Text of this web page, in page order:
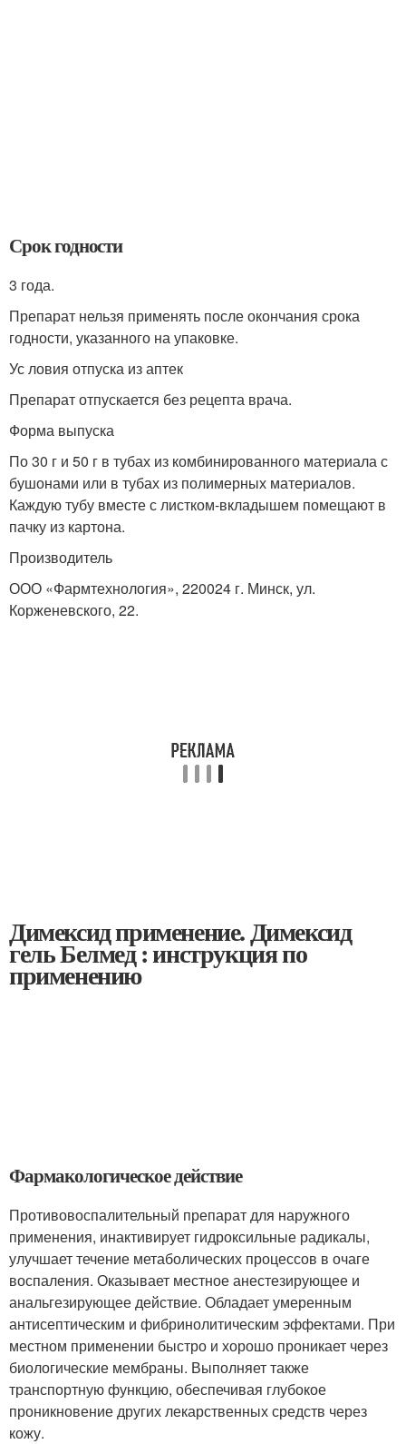
Срок годности
3 года.
Препарат нельзя применять после окончания срока
годности, указанного на упаковке.
Ус ловия отпуска из аптек
Препарат отпускается без рецепта врача.
Форма выпуска
По 30 г и 50 г в тубах из комбинированного материала с
бушонами или в тубах из полимерных материалов.
Каждую тубу вместе с листком-вкладышем помещают в
пачку из картона.
Производитель
ООО «Фармтехнология», 220024 г. Минск, ул.
Корженевского, 22.
Димексид применение. Димексид
гель Белмед : инструкция по
применению
Фармакологическое действие
Противовоспалительный препарат для наружного
применения, инактивирует гидроксильные радикалы,
улучшает течение метаболических процессов в очаге
воспаления. Оказывает местное анестезирующее и
анальгезирующее действие. Обладает умеренным
антисептическим и фибринолитическим эффектами. При
местном применении быстро и хорошо проникает через
биологические мембраны. Выполняет также
транспортную функцию, обеспечивая глубокое
проникновение других лекарственных средств через
кожу.